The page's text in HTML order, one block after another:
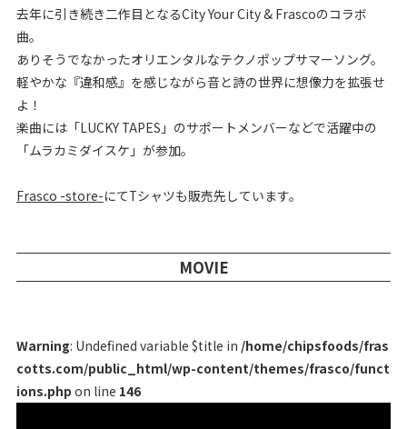
去年に引き続き二作目となるCity Your City & Frascoのコラボ
曲。
ありそうでなかったオリエンタルなテクノポップサマーソング。
軽やかな『違和感』を感じながら音と詩の世界に想像力を拡張せ
よ！
楽曲には「LUCKY TAPES」のサポートメンバーなどで活躍中の
「ムラカミダイスケ」が参加。
Frasco -store-にてTシャツも販売先しています。
MOVIE
Warning: Undefined variable $title in /home/chipsfoods/fras
cotts.com/public_html/wp-content/themes/frasco/funct
ions.php on line 146